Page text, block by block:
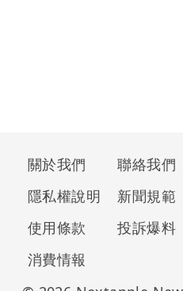
關於我們
聯絡我們
隱私權說明
新聞規範
使用條款
投訴爆料
消費情報